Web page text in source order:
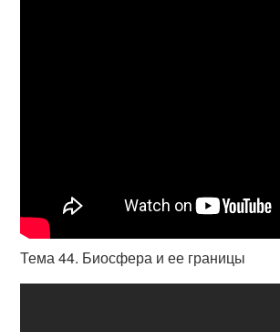
Тема 44. Биосфера и ее границы